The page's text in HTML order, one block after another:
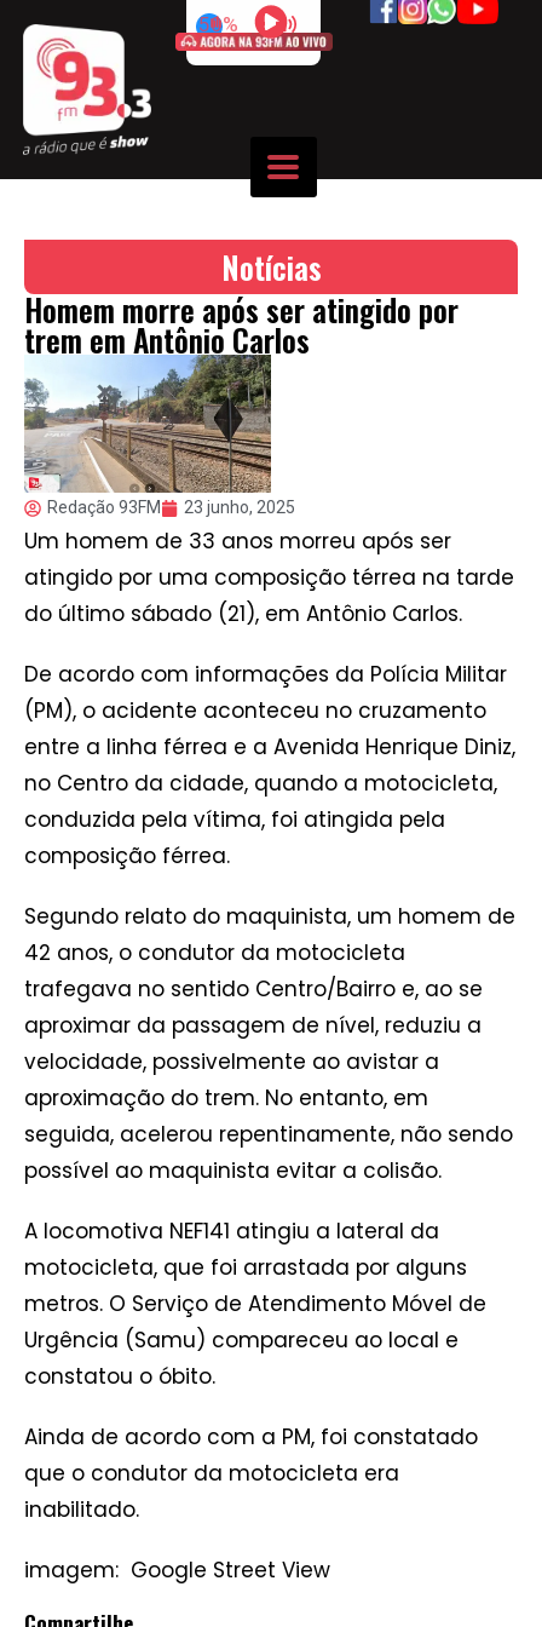
50%
Notícias
Homem morre após ser atingido por
trem em Antônio Carlos
Redação 93FM 23 junho, 2025
Um homem de 33 anos morreu após ser
atingido por uma composição térrea na tarde
do último sábado (21), em Antônio Carlos.
De acordo com informações da Polícia Militar
(PM), o acidente aconteceu no cruzamento
entre a linha férrea e a Avenida Henrique Diniz,
no Centro da cidade, quando a motocicleta,
conduzida pela vítima, foi atingida pela
composição férrea.
Segundo relato do maquinista, um homem de
42 anos, o condutor da motocicleta
trafegava no sentido Centro/Bairro e, ao se
aproximar da passagem de nível, reduziu a
velocidade, possivelmente ao avistar a
aproximação do trem. No entanto, em
seguida, acelerou repentinamente, não sendo
possível ao maquinista evitar a colisão.
A locomotiva NEF141 atingiu a lateral da
motocicleta, que foi arrastada por alguns
metros. O Serviço de Atendimento Móvel de
Urgência (Samu) compareceu ao local e
constatou o óbito.
Ainda de acordo com a PM, foi constatado
que o condutor da motocicleta era
inabilitado.
imagem: Google Street View